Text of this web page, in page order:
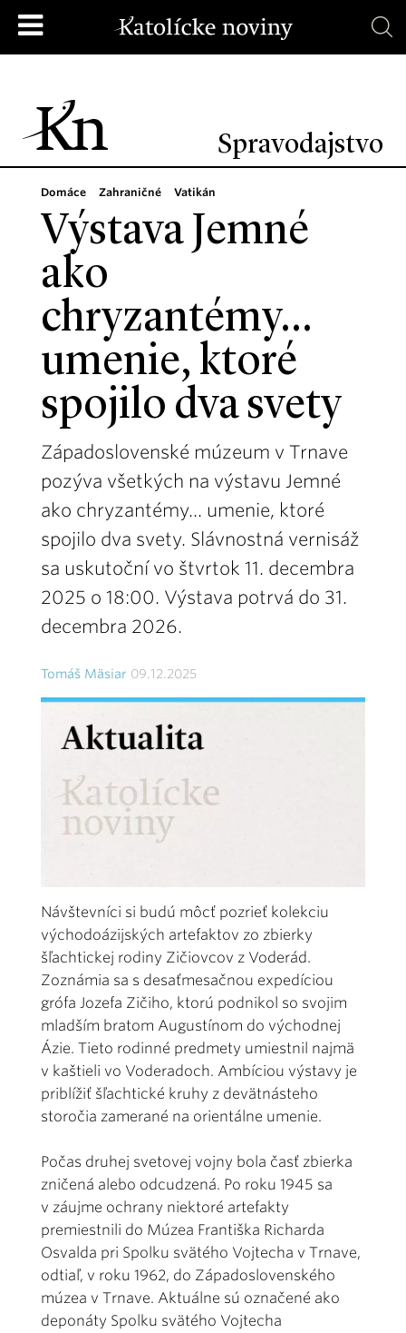
Spravodajstvo
Domáce Zahraničné Vatikán
Výstava Jemné
ako
chryzantémy...
umenie, ktoré
spojilo dva svety
Západoslovenské múzeum v Trnave
pozýva všetkých na výstavu Jemné
ako chryzantémy... umenie, ktoré
spojilo dva svety. Slávnostná vernisáž
sa uskutoční vo štvrtok 11. decembra
2025 o 18:00. Výstava potrvá do 31.
decembra 2026.
Tomáš Mäsiar 09.12.2025
Návštevníci si budú môcť pozrieť kolekciu
východoázijských artefaktov zo zbierky
šľachtickej rodiny Zičiovcov z Voderád.
Zoznámia sa s desaťmesačnou expedíciou
grófa Jozefa Zičiho, ktorú podnikol so svojim
mladším bratom Augustínom do východnej
Ázie. Tieto rodinné predmety umiestnil najmä
v kaštieli vo Voderadoch. Ambíciou výstavy je
priblížiť šľachtické kruhy z devätnásteho
storočia zamerané na orientálne umenie.
Počas druhej svetovej vojny bola časť zbierka
zničená alebo odcudzená. Po roku 1945 sa
v záujme ochrany niektoré artefakty
premiestnili do Múzea Františka Richarda
Osvalda pri Spolku svätého Vojtecha v Trnave,
odtiaľ, v roku 1962, do Západoslovenského
múzea v Trnave. Aktuálne sú označené ako
deponáty Spolku svätého Vojtecha